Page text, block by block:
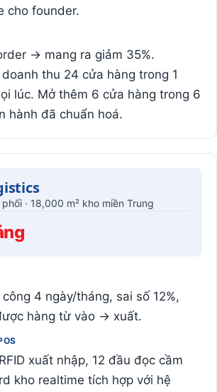
cho founder.
→ mang ra giảm 35%.
thu 24 cửa hàng trong 1
lúc. Mở thêm 6 cửa hàng trong 6
hành đã chuẩn hoá.
· 18,000 m² kho miền Trung
4 ngày/tháng, sai số 12%,
hàng từ vào → xuất.
xuất nhập, 12 đầu đọc cầm
kho realtime tích hợp với hệ